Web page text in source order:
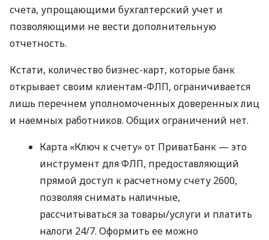
счета, упрощающими бухгалтерский учет и
позволяющими не вести дополнительную
отчетность.
Кстати, количество бизнес-карт, которые банк
открывает своим клиентам-ФЛП, ограничивается
лишь перечнем уполномоченных доверенных лиц
и наемных работников. Общих ограничений нет.
Карта «Ключ к счету» от ПриватБанк — это
инструмент для ФЛП, предоставляющий
прямой доступ к расчетному счету 2600,
позволяя снимать наличные,
рассчитываться за товары/услуги и платить
налоги 24/7. Оформить ее можно